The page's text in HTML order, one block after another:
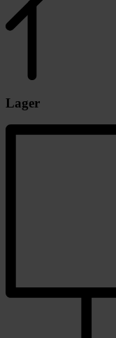
Lager